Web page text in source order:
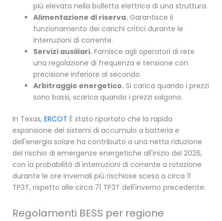
più elevata nella bolletta elettrica di una struttura.
Alimentazione di riserva. Garantisce il
funzionamento dei carichi critici durante le
interruzioni di corrente.
Servizi ausiliari. Fornisce agli operatori di rete
una regolazione di frequenza e tensione con
precisione inferiore al secondo.
Arbitraggio energetico. Si carica quando i prezzi
sono bassi, scarica quando i prezzi salgono.
In Texas, ERCOT È stato riportato che la rapida
espansione dei sistemi di accumulo a batteria e
dell'energia solare ha contribuito a una netta riduzione
del rischio di emergenze energetiche all'inizio del 2026,
con la probabilità di interruzioni di corrente a rotazione
durante le ore invernali più rischiose scesa a circa 11
TP3T, rispetto alle circa 71 TP3T dell'inverno precedente.
Regolamenti BESS per regione